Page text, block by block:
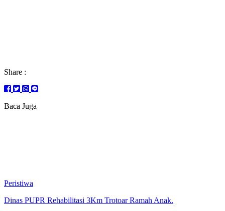
Share :
Baca Juga
Peristiwa
Dinas PUPR Rehabilitasi 3Km Trotoar Ramah Anak.